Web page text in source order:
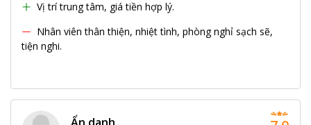
Vị trí trung tâm, giá tiền hợp lý.
Nhân viên thân thiện, nhiệt tình, phòng nghỉ sạch sẽ,
tiện nghi.